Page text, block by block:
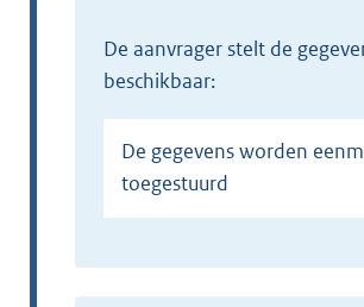
de aanvrager stelt de gegevens
beschikbaar:
De gegevens worden eenmalig
toegestuurd